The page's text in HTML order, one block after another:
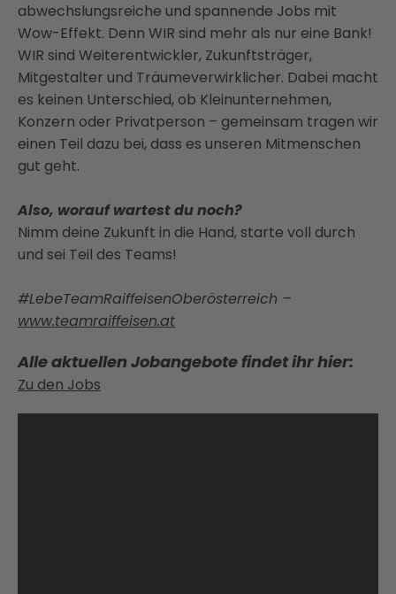
abwechslungsreiche und spannende Jobs mit
Wow-Effekt. Denn WIR sind mehr als nur eine Bank!
WIR sind Weiterentwickler, Zukunftsträger,
Mitgestalter und Träumeverwirklicher. Dabei macht
es keinen Unterschied, ob Kleinunternehmen,
Konzern oder Privatperson – gemeinsam tragen wir
einen Teil dazu bei, dass es unseren Mitmenschen
gut geht.
Also, worauf wartest du noch?
Nimm deine Zukunft in die Hand, starte voll durch
und sei Teil des Teams!
#LebeTeamRaiffeisenOberösterreich –
www.teamraiffeisen.at
Alle aktuellen Jobangebote findet ihr hier:
Zu den Jobs